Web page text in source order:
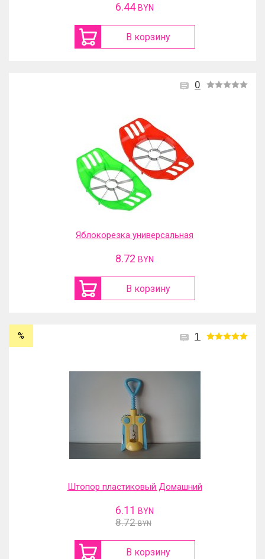
6.44 BYN
В корзину
0
Яблокорезка универсальная
8.72 BYN
В корзину
1
%
Штопор пластиковый Домашний
6.11 BYN
8.72 BYN
В корзину